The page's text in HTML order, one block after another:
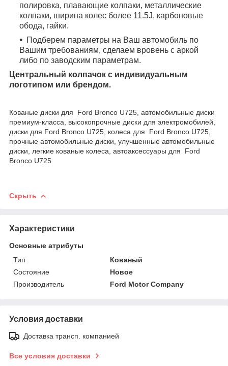
полировка, плавающие колпаки, металлические
колпаки, ширина колес более 11.5J, карбоновые
обода, гайки.
Подберем параметры на Ваш автомобиль по
Вашим требованиям, сделаем вровень с аркой
либо по заводским параметрам.
Центральный колпачок с индивидуальным
логотипом или брендом.
Кованые диски для Ford Bronco U725, автомобильные диски
премиум-класса, высокопрочные диски для электромобилей,
диски для Ford Bronco U725, колеса для Ford Bronco U725,
прочные автомобильные диски, улучшенные автомобильные
диски, легкие кованые колеса, автоаксессуары для Ford
Bronco U725
Скрыть
Характеристики
Основные атрибуты
Тип
Кованый
Состояние
Новое
Производитель
Ford Motor Company
Условия доставки
Доставка трансп. компанией
Все условия доставки